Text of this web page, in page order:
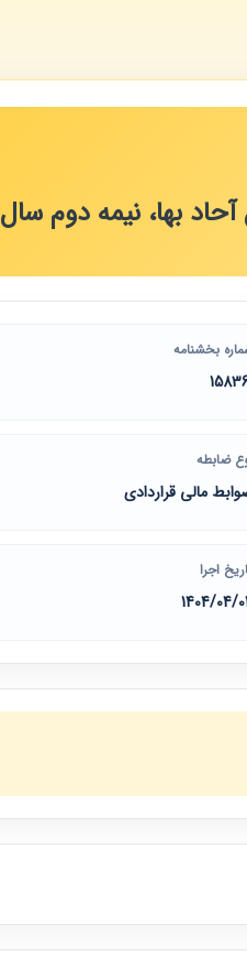
نیمه دوم سال 1403
بخشنامه
ضابطه
مالی قراردادی
اجرا
1404/04/